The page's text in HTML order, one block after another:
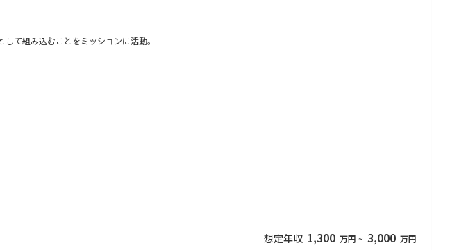
て組み込むことをミッションに活動。
し、価値を創出することを目指します。
始し、本当に価値がある支援となっているか・クライアントを依存させていないか疑問に思われるような
援といった、従来では踏み込まなかった領域までの支援による、新しい実行/オペレーション変革コンサル
。
必須になる“AIの業務適応”スキル獲得
想定年収 1,300 万円 ~ 3,000 万円